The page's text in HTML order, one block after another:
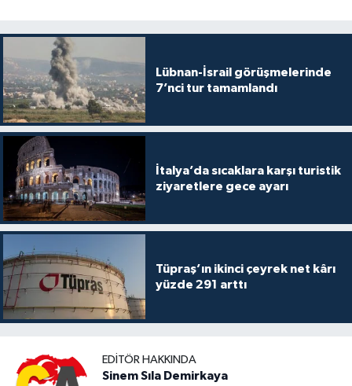
Lübnan-İsrail görüşmelerinde
7’nci tur tamamlandı
İtalya’da sıcaklara karşı turistik
ziyaretlere gece ayarı
Tüpraş’ın ikinci çeyrek net kârı
yüzde 291 arttı
EDITÖR HAKKINDA
Sinem Sıla Demirkaya